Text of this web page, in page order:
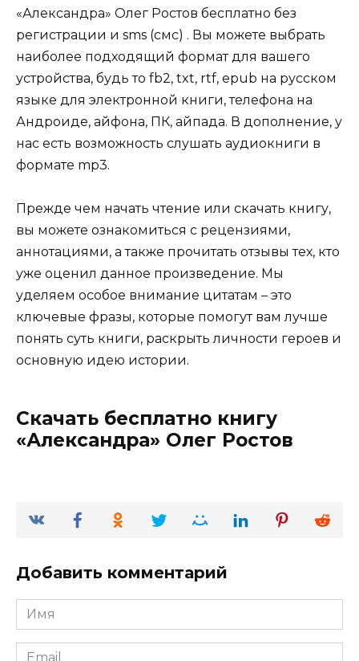
«Александра» Олег Ростов бесплатно без
регистрации и sms (смс) . Вы можете выбрать
наиболее подходящий формат для вашего
устройства, будь то fb2, txt, rtf, epub на русском
языке для электронной книги, телефона на
Андроиде, айфона, ПК, айпада. В дополнение, у
нас есть возможность слушать аудиокниги в
формате mp3.
Прежде чем начать чтение или скачать книгу,
вы можете ознакомиться с рецензиями,
аннотациями, а также прочитать отзывы тех, кто
уже оценил данное произведение. Мы
уделяем особое внимание цитатам – это
ключевые фразы, которые помогут вам лучше
понять суть книги, раскрыть личности героев и
основную идею истории.
Скачать бесплатно книгу
«Александра» Олег Ростов
Добавить комментарий
Имя
*
Email